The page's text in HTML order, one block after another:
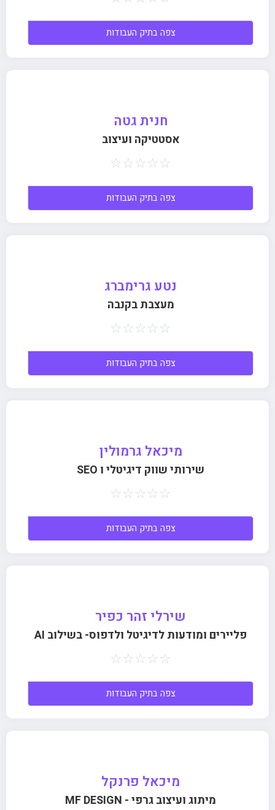
צפה בתיק העבודות
חנית גטה
אסטטיקה ועיצוב
☆
☆
☆
☆
☆
צפה בתיק העבודות
נטע גרימברג
מעצבת בקנבה
☆
☆
☆
☆
☆
צפה בתיק העבודות
מיכאל גרמולין
שירותי שווק דיגיטלי ו SEO
☆
☆
☆
☆
☆
צפה בתיק העבודות
שירלי זהר כפיר
פליירים ומודעות לדיגיטל ולדפוס- בשילוב AI
☆
☆
☆
☆
☆
צפה בתיק העבודות
מיכאל פרנקל
מיתוג ועיצוב גרפי - MF DESIGN